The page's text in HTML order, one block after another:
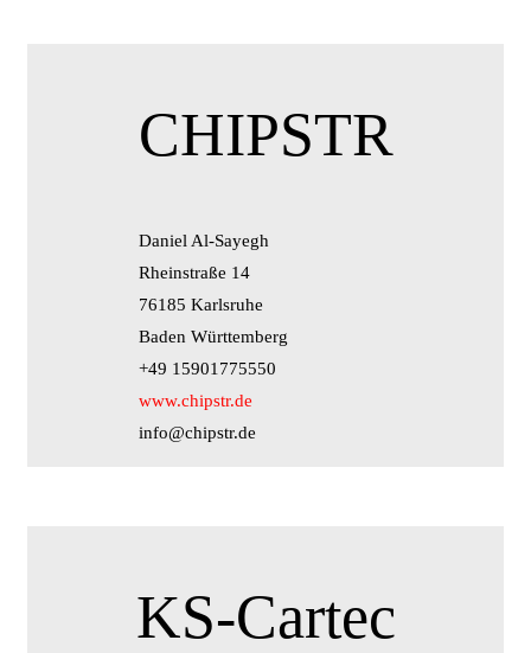
CHIPSTR
Daniel Al-Sayegh
Rheinstraße 14
76185 Karlsruhe
Baden Württemberg
+49 15901775550
www.chipstr.de
info@chipstr.de
KS-Cartec